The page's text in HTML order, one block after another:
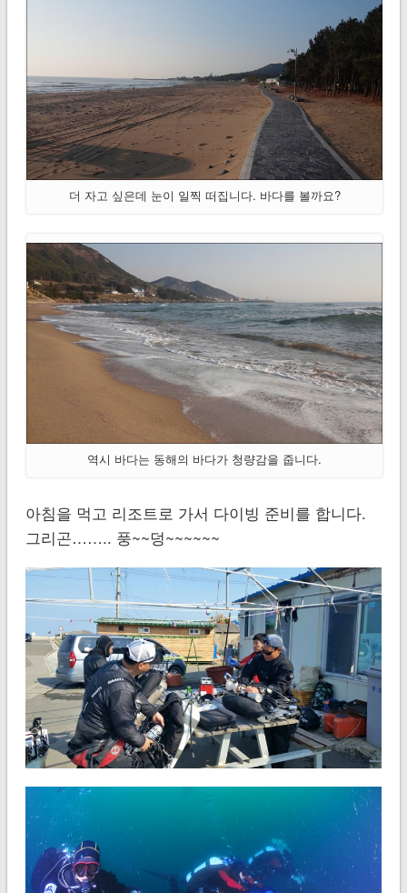
더 자고 싶은데 눈이 일찍 떠집니다. 바다를 볼까요?
역시 바다는 동해의 바다가 청량감을 줍니다.
아침을 먹고 리조트로 가서 다이빙 준비를 합니다.
그리곤…….. 풍~~덩~~~~~~